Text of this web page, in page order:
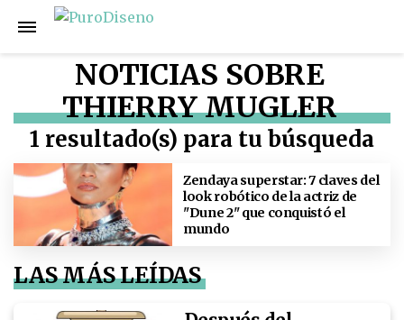
NOTICIAS SOBRE
THIERRY MUGLER
1 resultado(s) para tu búsqueda
Zendaya superstar: 7 claves del
look robótico de la actriz de
"Dune 2" que conquistó el
mundo
LAS MÁS LEÍDAS